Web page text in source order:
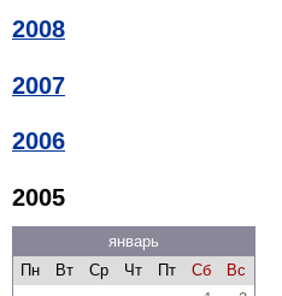
2008
2007
2006
2005
январь
Пн
Вт Ср Чт Пт Сб
Вс